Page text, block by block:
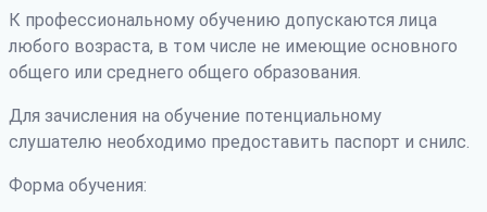
К профессиональному обучению допускаются лица
любого возраста, в том числе не имеющие основного
общего или среднего общего образования.
Для зачисления на обучение потенциальному
слушателю необходимо предоставить паспорт и снилс.
Форма обучения: